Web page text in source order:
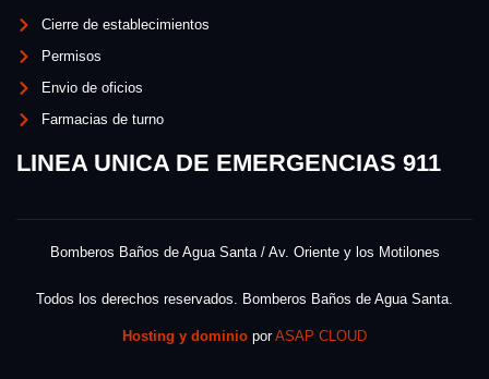
Cierre de establecimientos
Permisos
Envio de oficios
Farmacias de turno
LINEA UNICA DE EMERGENCIAS 911
Bomberos Baños de Agua Santa / Av. Oriente y los Motilones
Todos los derechos reservados. Bomberos Baños de Agua Santa.
Hosting y dominio porASAP CLOUD